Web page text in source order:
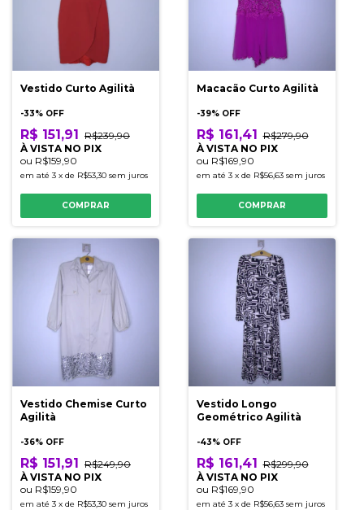
Vestido Curto Agilità
-33% OFF
R$ 151,91
R$239,90
À VISTA NO PIX
ou R$159,90
em até 3 x de R$53,30 sem juros
COMPRAR
Macacão Curto Agilità
-39% OFF
R$ 161,41
R$279,90
À VISTA NO PIX
ou R$169,90
em até 3 x de R$56,63 sem juros
COMPRAR
Vestido Chemise Curto
Agilità
-36% OFF
R$ 151,91 R$249,90
À VISTA NO PIX
ou R$159,90
em até 3 x de R$53,30 sem juros
Vestido Longo
Geométrico Agilità
-43% OFF
R$ 161,41 R$299,90
À VISTA NO PIX
ou R$169,90
em até 3 x de R$56,63 sem juros